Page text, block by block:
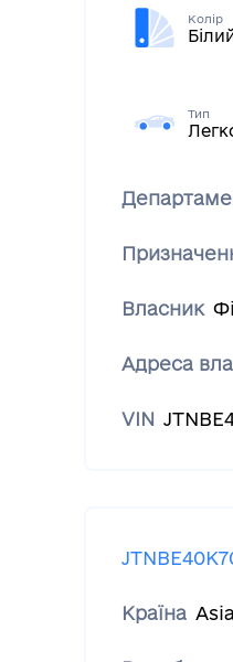
Колір
Тип
Власник
Адреса
VIN
Країна